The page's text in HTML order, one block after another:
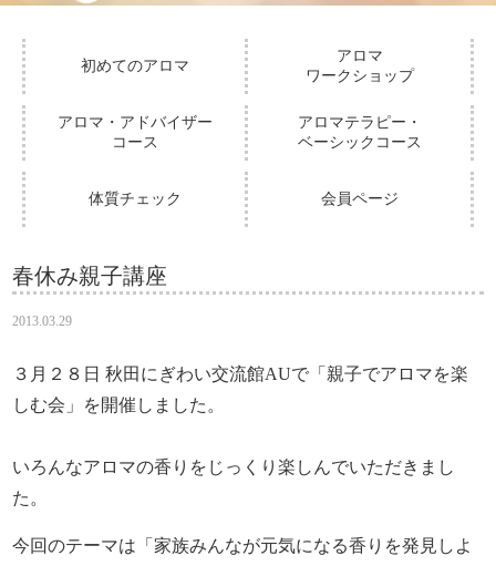
初めてのアロマ
アロマ
ワークショップ
アロマ・アドバイザー
コース
アロマテラピー・
ベーシックコース
体質チェック 会員ページ
春休み親子講座
2013.03.29
３月２８日 秋田にぎわい交流館AUで「親子でアロマを楽
しむ会」を開催しました。
いろんなアロマの香りをじっくり楽しんでいただきまし
た。
今回のテーマは「家族みんなが元気になる香りを発見しよ